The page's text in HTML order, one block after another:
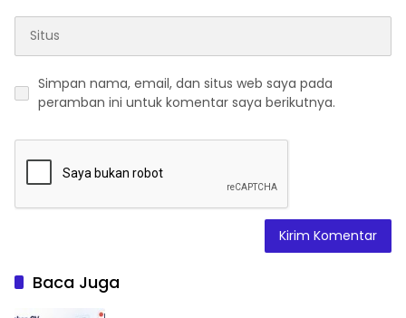
Simpan nama, email, dan situs web saya pada
peramban ini untuk komentar saya berikutnya.
Baca Juga